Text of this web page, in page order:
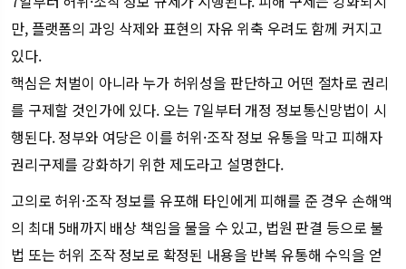
만, 플랫폼의 과잉 삭제와 표현의 자유 위축 우려도 함께 커지고
있다.
핵심은 처벌이 아니라 누가 허위성을 판단하고 어떤 절차로 권리
를 구제할 것인가에 있다. 오는 7일부터 개정 정보통신망법이 시
행된다. 정부와 여당은 이를 허위·조작 정보 유통을 막고 피해자
권리구제를 강화하기 위한 제도라고 설명한다.
고의로 허위·조작 정보를 유포해 타인에게 피해를 준 경우 손해액
의 최대 5배까지 배상 책임을 물을 수 있고, 법원 판결 등으로 불
법 또는 허위 조작 정보로 확정된 내용을 반복 유통해 수익을 얻